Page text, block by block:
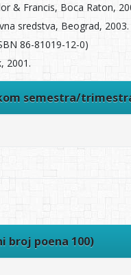
& Francis, Boca Raton,
sredstva, Beograd,
86-81019-12-0)
2001.
semestra/
broj poena 100)